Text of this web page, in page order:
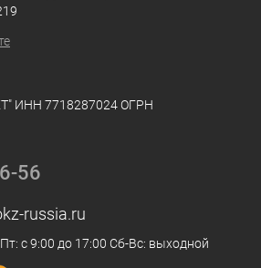
ИНН 7718287024 ОГРН
56
russia.ru
с 9:00 до 17:00 Сб-Вс: выходной